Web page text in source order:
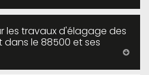
les travaux d'élagage des
le 88500 et ses